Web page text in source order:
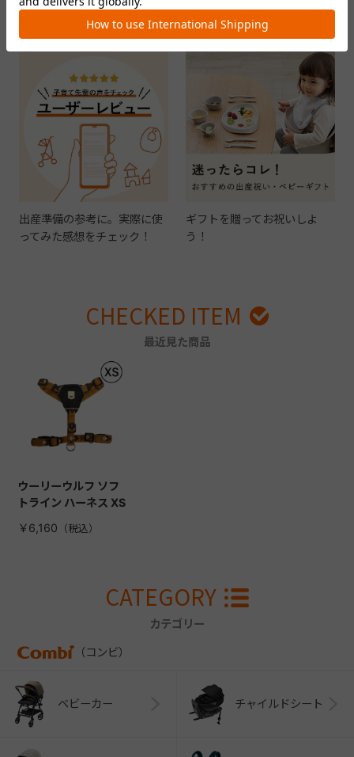
「プレママ・プレパパレッス
SNSを使ってギフトチケット
を贈ろう！
出産準備の参考に。実際に使
ってみた感想をチェック！
ギフトを贈ってお祝いしよ
う！
CHECKED ITEM
最近見た商品
ウーリーウルフ ソフ
トライン ハーネス XS
￥6,160
CATEGORY
カテゴリー
（コンビ）
ベビーカー チャイルドシート